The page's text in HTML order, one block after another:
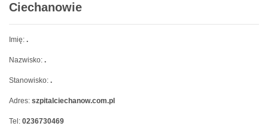
Ciechanowie
Imię: .
Nazwisko: .
Stanowisko: .
Adres: szpitalciechanow.com.pl
Tel: 0236730469